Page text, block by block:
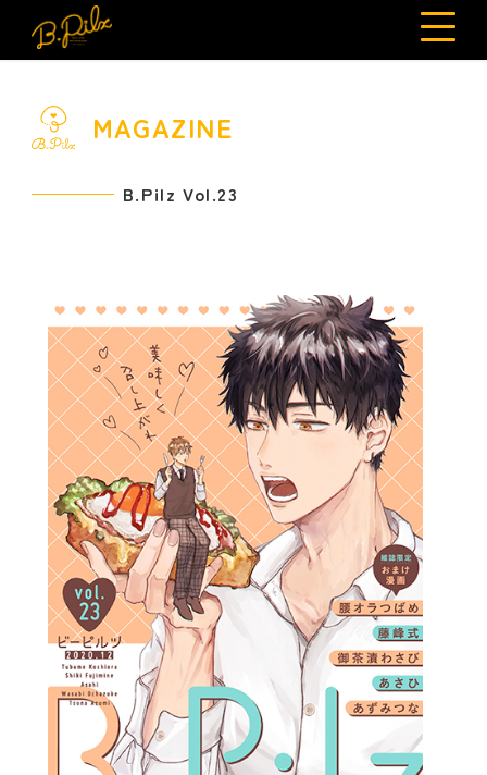
MAGAZINE
B.Pilz Vol.23